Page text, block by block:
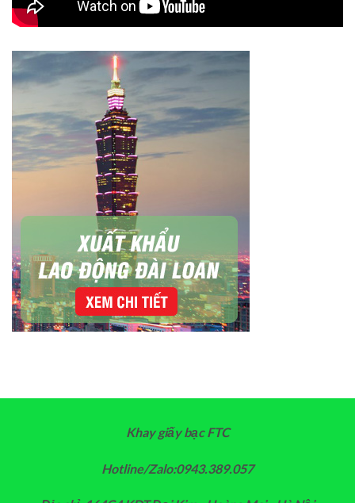
Khay giấy bạc FTC
Hotline/Zalo:0943.389.057